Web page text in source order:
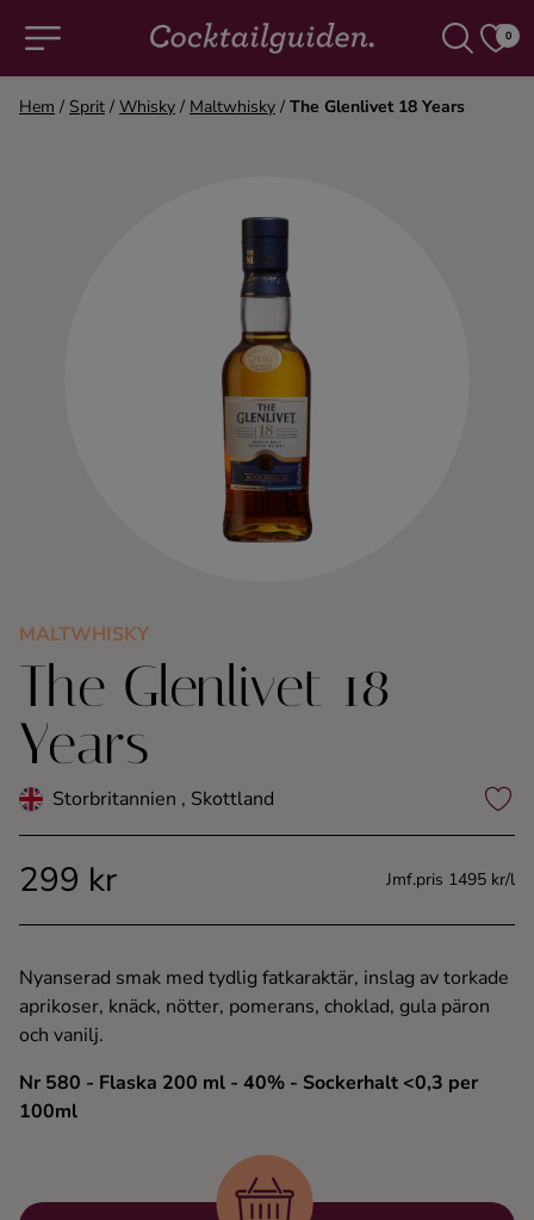
0
Alla cocktails & drinkar
Konjak
Likör
Rom
Tequila
Whisky
Ingredienser
Hem / Sprit / Whisky / Maltwhisky / The Glenlivet 18 Years
MALTWHISKY
The Glenlivet 18
Years
Storbritannien , Skottland
299 kr Jmf.pris 1495 kr/l
Nyanserad smak med tydlig fatkaraktär, inslag av torkade
aprikoser, knäck, nötter, pomerans, choklad, gula päron
och vanilj.
Nr 580 - Flaska 200 ml - 40% - Sockerhalt <0,3 per
100ml